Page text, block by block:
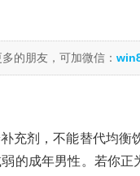
的朋友，可加微信：
充剂，不能替代均
的成年男性。若你